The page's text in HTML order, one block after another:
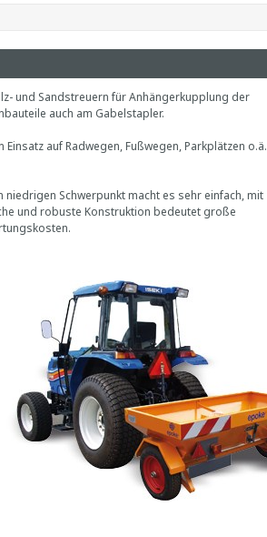
und Sandstreuern für Anhängerkupplung der
auch am Gabelstapler.
auf Radwegen, Fußwegen, Parkplätzen o.ä.
Schwerpunkt macht es sehr einfach, mit
und robuste Konstruktion bedeutet große